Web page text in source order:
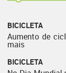
BICICLETA
Aumento de
mais
BICICLETA